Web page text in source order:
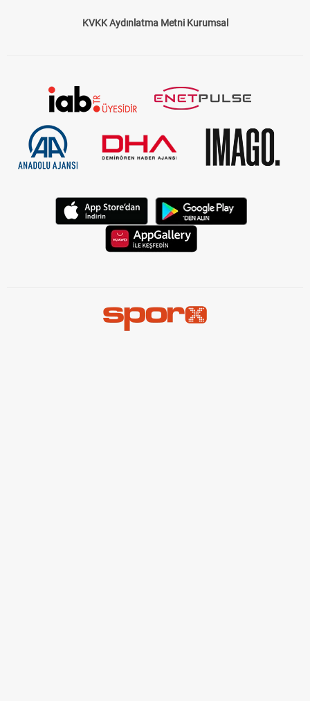
KVKK Aydınlatma Metni Kurumsal